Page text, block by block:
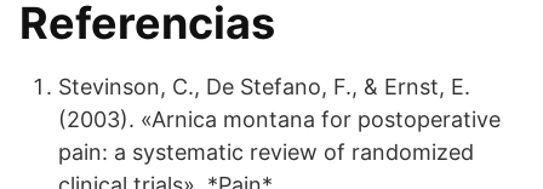
Referencias
Stevinson, C., De Stefano, F., & Ernst, E.
(2003). «Arnica montana for postoperative
pain: a systematic review of randomized